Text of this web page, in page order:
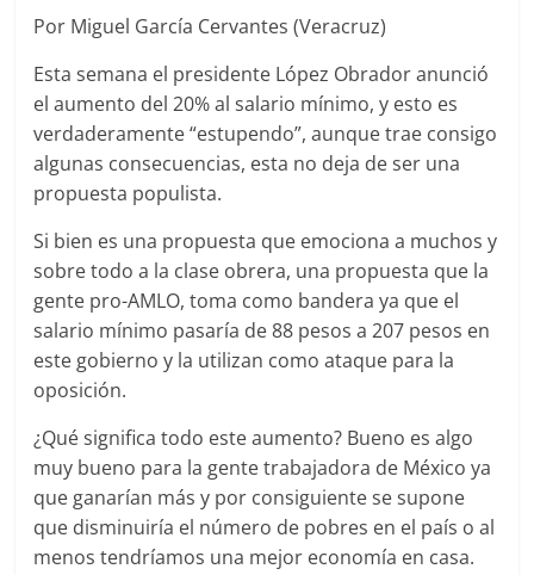
Por Miguel García Cervantes (Veracruz)
Esta semana el presidente López Obrador anunció
el aumento del 20% al salario mínimo, y esto es
verdaderamente “estupendo”, aunque trae consigo
algunas consecuencias, esta no deja de ser una
propuesta populista.
Si bien es una propuesta que emociona a muchos y
sobre todo a la clase obrera, una propuesta que la
gente pro-AMLO, toma como bandera ya que el
salario mínimo pasaría de 88 pesos a 207 pesos en
este gobierno y la utilizan como ataque para la
oposición.
¿Qué significa todo este aumento? Bueno es algo
muy bueno para la gente trabajadora de México ya
que ganarían más y por consiguiente se supone
que disminuiría el número de pobres en el país o al
menos tendríamos una mejor economía en casa.